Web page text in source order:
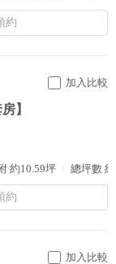
加入比較
】
約10.59坪 總坪數
加入比較